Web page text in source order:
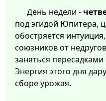
День недели -
под эгидой Юпитера,
обостряется
союзников от
заняться
Энергия этого дня
сборе урожая.